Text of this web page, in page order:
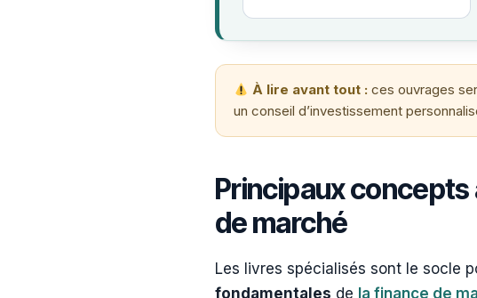
À lire avant tout : ces ouvrages
un conseil d’investissement
Principaux
de marché
Les livres spécialisés sont le socle
fondamentales de la finance de